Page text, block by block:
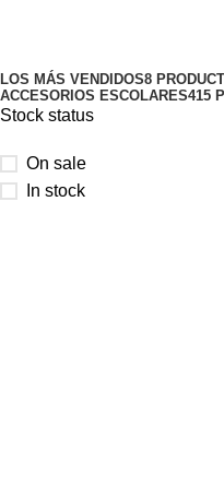
LOS MÁS VENDIDOS8
ACCESORIOS ESCOLARES415
Stock status
On sale
In stock